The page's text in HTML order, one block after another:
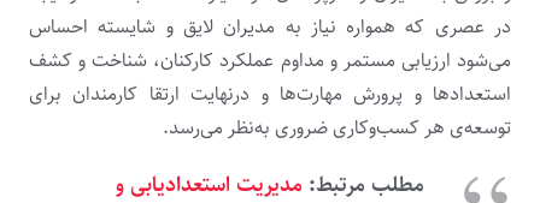
در عصری که همواره نیاز به مدیران لایق و شایسته احساس
می‌شود ارزیابی مستمر و مداوم عملکرد کارکنان، شناخت و کشف
استعدادها و پرورش مهارت‌ها و درنهایت ارتقا کارمندان برای
توسعه‌ی هر کسب‌وکاری ضروری به‌نظر می‌رسد.
مطلب مرتبط: مدیریت استعدادیابی و